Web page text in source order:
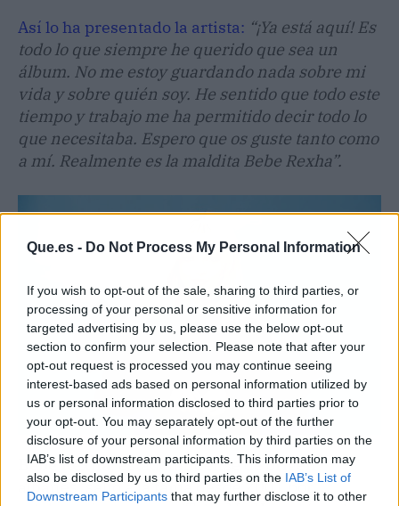
Que.es - Do Not Process My Personal Information
If you wish to opt-out of the sale, sharing to third parties, or
processing of your personal or sensitive information for
targeted advertising by us, please use the below opt-out
section to confirm your selection. Please note that after your
opt-out request is processed you may continue seeing
interest-based ads based on personal information utilized by
us or personal information disclosed to third parties prior to
your opt-out. You may separately opt-out of the further
disclosure of your personal information by third parties on the
IAB’s list of downstream participants. This information may
also be disclosed by us to third parties on the IAB’s List of
Downstream Participants that may further disclose it to other
Así lo ha presentado la artista: “¡Ya está aquí! Es
todo lo que siempre he querido que sea un
álbum. No me estoy guardando nada sobre mi
vida y sobre quién soy. He sentido que todo este
tiempo y trabajo me ha permitido decir todo lo
que necesitaba. Espero que os guste tanto como
a mí. Realmente es la maldita Bebe Rexha”.
Bebe Rexha, estadounidense de origen
albanés, saltó a la fama desde 2001 por